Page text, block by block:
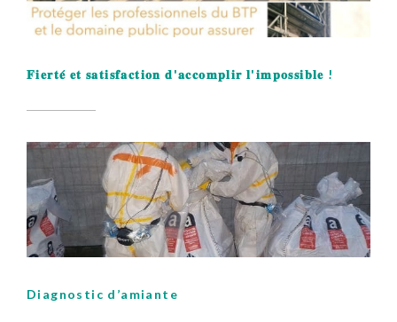
𝐅𝐢𝐞𝐫𝐭𝐞́ 𝐞𝐭 𝐬𝐚𝐭𝐢𝐬𝐟𝐚𝐜𝐭𝐢𝐨𝐧 𝐝'𝐚𝐜𝐜𝐨𝐦𝐩𝐥𝐢𝐫 𝐥'𝐢𝐦𝐩𝐨𝐬𝐬𝐢𝐛𝐥𝐞 !
Diagnostic d’amiante